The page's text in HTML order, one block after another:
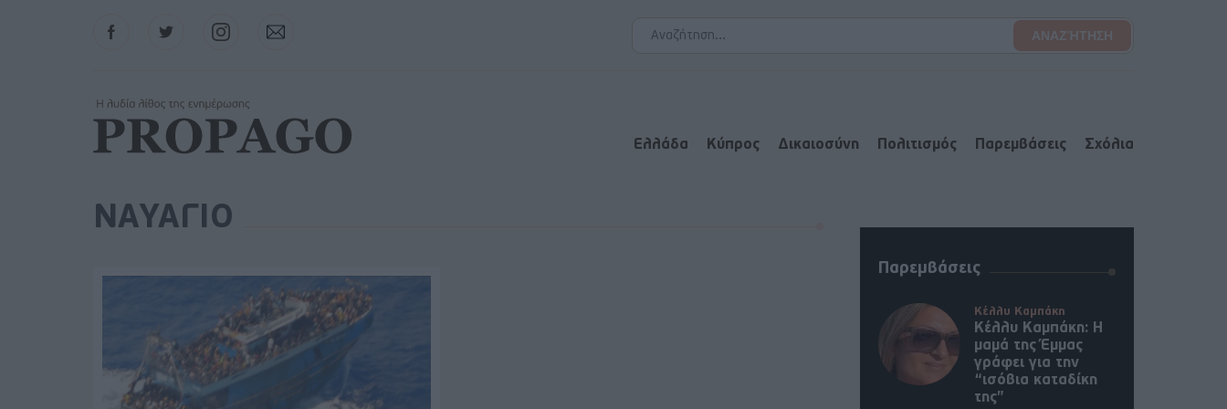
FacebookTwitter InstagramContact
Ελλάδα Κύπρος Δικαιοσύνη Πολιτισμός Παρεμβάσεις Σχόλια
ΝΑΥΑΓΙΟ
Παρεμβάσεις
Κέλλυ Καμπάκη
Κέλλυ Καμπάκη: Η
μαμά της Έμμας
γράφει για την
“ισόβια καταδίκη
της”